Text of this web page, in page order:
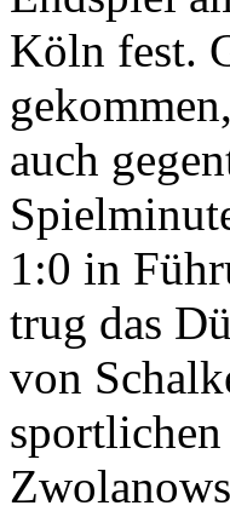
Köln fest.
auch
1:0 in
trug das
von